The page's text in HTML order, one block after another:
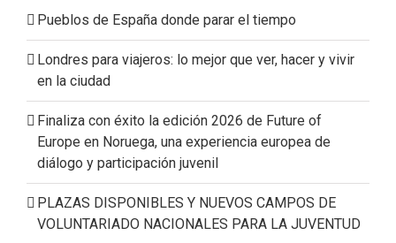
Pueblos de España donde parar el tiempo
Londres para viajeros: lo mejor que ver, hacer y vivir
en la ciudad
Finaliza con éxito la edición 2026 de Future of
Europe en Noruega, una experiencia europea de
diálogo y participación juvenil
PLAZAS DISPONIBLES Y NUEVOS CAMPOS DE
VOLUNTARIADO NACIONALES PARA LA JUVENTUD